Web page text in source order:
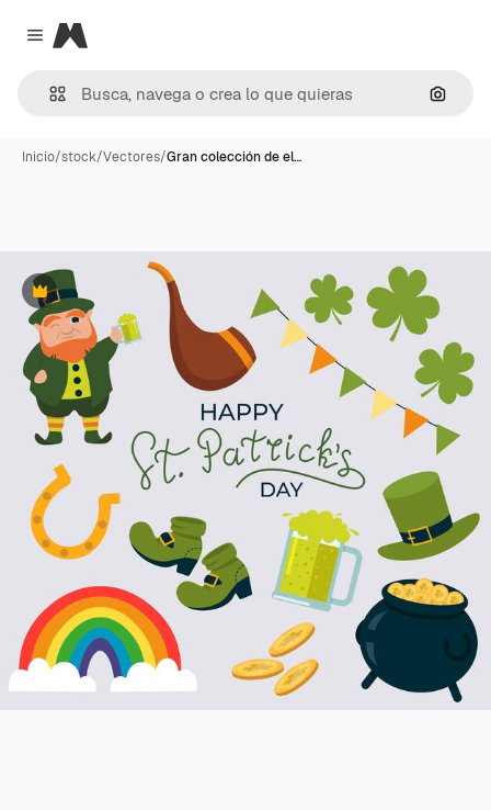
Close menu
Magnific
Inicio/stock/Vectores/Gran colección de el…
Premium